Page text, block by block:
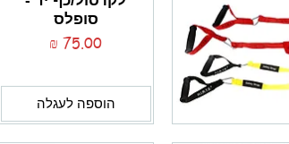
סופלס
מחיר
הוספה לעגלה